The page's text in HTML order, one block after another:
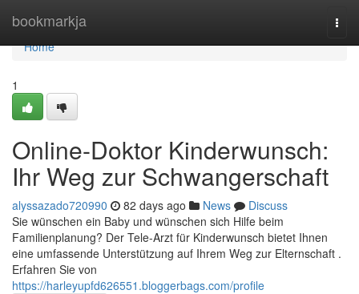
bookmarkja
Home
Home
1
Online-Doktor Kinderwunsch:
Ihr Weg zur Schwangerschaft
alyssazado720990 82 days ago News
Discuss
Sie wünschen ein Baby und wünschen sich Hilfe beim
Familienplanung? Der Tele-Arzt für Kinderwunsch bietet Ihnen
eine umfassende Unterstützung auf Ihrem Weg zur Elternschaft .
Erfahren Sie von
https://harleyupfd626551.bloggerbags.com/profile